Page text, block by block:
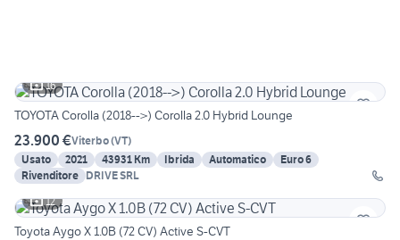
16
TOYOTA Corolla (2018-->) Corolla 2.0 Hybrid Lounge
23.900 €Viterbo(VT)
Usato
2021 43931 Km Ibrida Automatico
Euro 6
Rivenditore DRIVE SRL
12
Toyota Aygo X 1.0B (72 CV) Active S-CVT